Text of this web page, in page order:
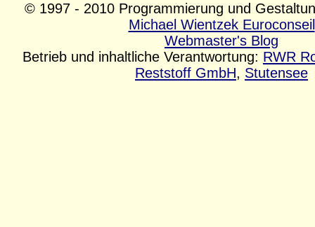
© 1997 - 2010 Programmierung und
Michael Wientzek Euroconseil
Webmaster's Blog
Betrieb und inhaltliche Verantwortung: RWR
Reststoff GmbH, Stutensee